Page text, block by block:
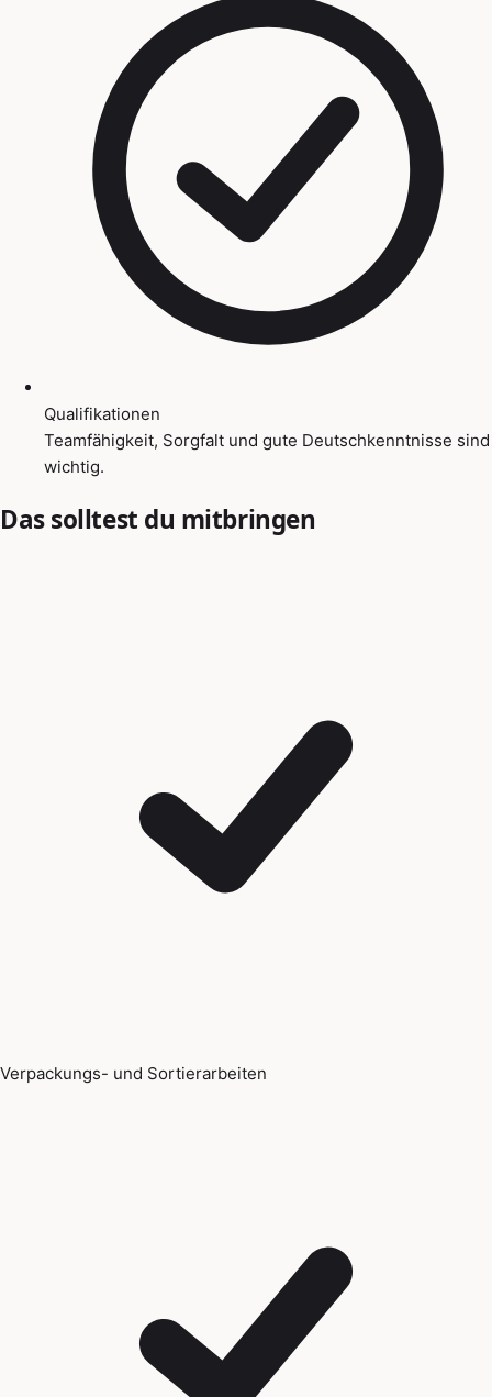
Qualifikationen
Teamfähigkeit, Sorgfalt und gute Deutschkenntnisse sind
wichtig.
Das solltest du mitbringen
Verpackungs- und Sortierarbeiten